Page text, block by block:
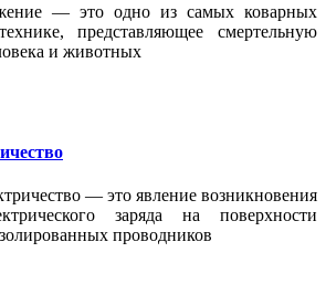
— это одно из самых коварных
представляющее смертельную
и животных
— это явление возникновения
заряда на поверхности
проводников